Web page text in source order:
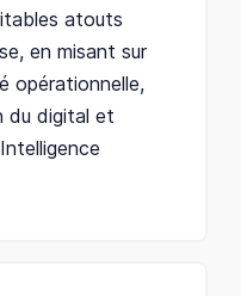
atouts
en misant sur
opérationnelle,
du digital et